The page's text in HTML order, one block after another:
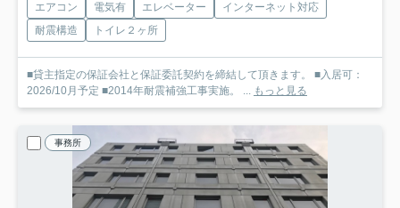
エアコン 電気有 エレベーター
インターネット対応
耐震構造
トイレ２ヶ所
■貸主指定の保証会社と保証委託契約を締結して頂きます。 ■入居可：
2026/10月予定 ■2014年耐震補強工事実施。 ... もっと見る
事務所